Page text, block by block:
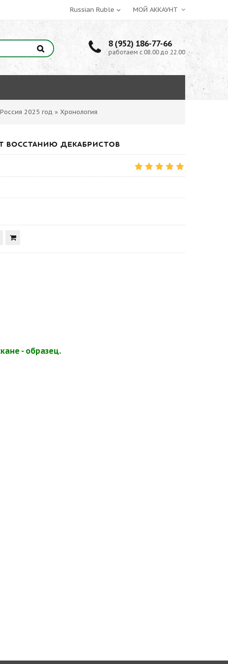
МОЙ АККАУНТ
8 (952) 186-77-66
работаем с 08.00 до 22.00
Россия 2025 год » Хронология
ВОССТАНИЮ ДЕКАБРИСТОВ
- образец.